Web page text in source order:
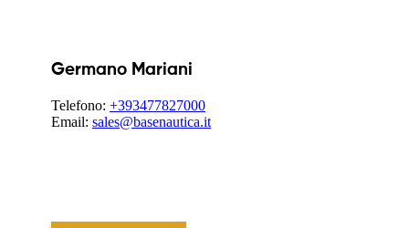
Germano Mariani
Telefono: +393477827000
Email: sales@basenautica.it